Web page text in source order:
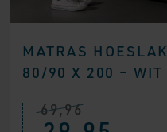
MATRAS
80/90 X 200 – WIT
69,96
Oorspronkelijke
prijs
Huidige
prijs